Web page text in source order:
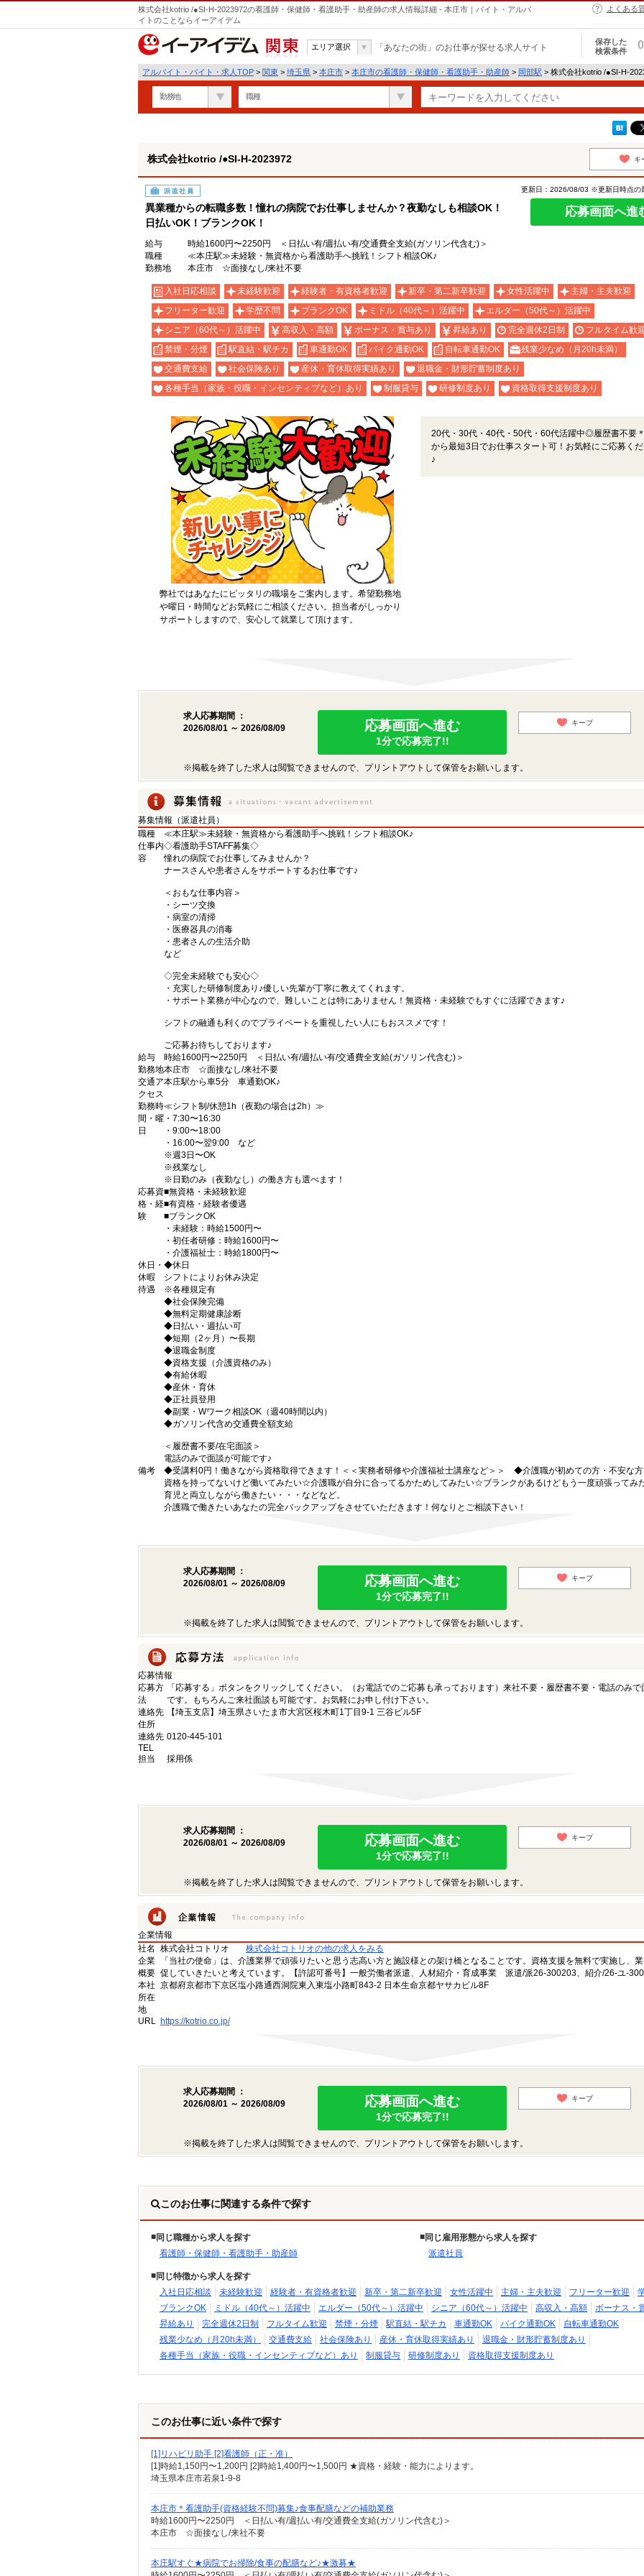
株式会社kotrio /●SI-H-2023972の看護師・保健師・看護助手・助産師の求人情報詳細 - 本庄市｜バイト・アルバ
イトのことならイーアイデム
よくある
関東
エリア選択 「あなたの街」のお仕事が探せる求人サイト
保存した
検索条件
0
アルバイト・バイト・求人TOP > 関東 > 埼玉県 > 本庄市 > 本庄市の看護師・保健師・看護助手・助産師 > 岡部駅 > 株式会社kotrio /●SI-H-
勤務地 職種
株式会社kotrio /●SI-H-2023972 キ
派遣社員
異業種からの転職多数！憧れの病院でお仕事しませんか？夜勤なしも相談OK！
日払いOK！ブランクOK！
更新日：2026/08/03 ※更新日時点の
応募画面へ進
給与
時給1600円〜2250円 ＜日払い有/週払い有/交通費全支給(ガソリン代含む)＞
職種
≪本庄駅≫未経験・無資格から看護助手へ挑戦！シフト相談OK♪
勤務地
本庄市 ☆面接なし/来社不要
入社日応相談 未経験歓迎 経験者・有資格者歓迎 新卒・第二新卒歓迎 女性活躍中
主婦・主夫歓迎
フリーター歓迎
学歴不問 ブランクOK ミドル（40代～）活躍中
エルダー（50代～）活躍中
シニア（60代～）活躍中
高収入・高額 ボーナス・賞与あり 昇給あり 完全週休2日制
フルタイム歓
禁煙・分煙
駅直結・駅チカ 車通勤OK バイク通勤OK 自転車通勤OK
残業少なめ（月20h未満）
交通費支給
社会保険あり 産休・育休取得実績あり
退職金・財形貯蓄制度あり
各種手当（家族・役職・インセンティブなど）あり
制服貸与 研修制度あり 資格取得支援制度あり
弊社ではあなたにピッタリの職場をご案内します。希望勤務地
や曜日・時間などお気軽にご相談ください。担当者がしっかり
サポートしますので、安心して就業して頂けます。
20代・30代・40代・50代・60代活躍中◎履歴書不要
から最短3日でお仕事スタート可！お気軽にご応募く
♪
求人応募期間 ：
2026/08/01 ～ 2026/08/09
応募画面へ進む
1分で応募完了!!
キープ
※掲載を終了した求人は閲覧できませんので、プリントアウトして保管をお願いします。
募集情報（派遣社員）
職種
≪本庄駅≫未経験・無資格から看護助手へ挑戦！シフト相談OK♪
仕事内
容
◇看護助手STAFF募集◇
憧れの病院でお仕事してみませんか？
ナースさんや患者さんをサポートするお仕事です♪
＜おもな仕事内容＞
・シーツ交換
・病室の清掃
・医療器具の消毒
・患者さんの生活介助
など
◇完全未経験でも安心◇
・充実した研修制度あり♪優しい先輩が丁寧に教えてくれます。
・サポート業務が中心なので、難しいことは特にありません！無資格・未経験でもすぐに活躍できます♪
シフトの融通も利くのでプライベートを重視したい人にもおススメです！
ご応募お待ちしております♪
給与
時給1600円〜2250円 ＜日払い有/週払い有/交通費全支給(ガソリン代含む)＞
勤務地本庄市 ☆面接なし/来社不要
交通ア
クセス
本庄駅から車5分 車通勤OK♪
勤務時
間・曜
日
≪シフト制/休憩1h（夜勤の場合は2h）≫
・7:30〜16:30
・9:00〜18:00
・16:00〜翌9:00 など
※週3日〜OK
※残業なし
※日勤のみ（夜勤なし）の働き方も選べます！
応募資
格・経
験
■無資格・未経験歓迎
■有資格・経験者優遇
■ブランクOK
・未経験：時給1500円〜
・初任者研修：時給1600円〜
・介護福祉士：時給1800円〜
休日・
休暇
◆休日
シフトによりお休み決定
待遇
※各種規定有
◆社会保険完備
◆無料定期健康診断
◆日払い・週払い可
◆短期（2ヶ月）〜長期
◆退職金制度
◆資格支援（介護資格のみ）
◆有給休暇
◆産休・育休
◆正社員登用
◆副業・Wワーク相談OK（週40時間以内）
◆ガソリン代含め交通費全額支給
＜履歴書不要/在宅面談＞
電話のみで面談が可能です♪
備考
◆受講料0円！働きながら資格取得できます！＜＜実務者研修や介護福祉士講座など＞＞ ◆介護職が初めての方・不安な
資格を持ってないけど働いてみたい☆介護職が自分に合ってるかためしてみたい☆ブランクがあるけどもう一度頑張ってみ
育児と両立しながら働きたい・・・などなど。
介護職で働きたいあなたの完全バックアップをさせていただきます！何なりとご相談下さい！
求人応募期間 ：
2026/08/01 ～ 2026/08/09
応募画面へ進む
1分で応募完了!!
キープ
※掲載を終了した求人は閲覧できませんので、プリントアウトして保管をお願いします。
応募情報
応募方
法
「応募する」ボタンをクリックしてください。（お電話でのご応募も承っております）来社不要・履歴書不要・電話のみで
です。もちろんご来社面談も可能です。お気軽にお申し付け下さい。
連絡先
住所
【埼玉支店】埼玉県さいたま市大宮区桜木町1丁目9-1 三谷ビル5F
連絡先
TEL
0120-445-101
担当 採用係
求人応募期間 ：
2026/08/01 ～ 2026/08/09
応募画面へ進む
1分で応募完了!!
キープ
※掲載を終了した求人は閲覧できませんので、プリントアウトして保管をお願いします。
企業情報
社名
株式会社コトリオ
株式会社コトリオの他の求人をみる
企業
概要
「当社の使命」は、介護業界で頑張りたいと思う志高い方と施設様との架け橋となることです。資格支援を無料で実施し、
促していきたいと考えています。【許認可番号】一般労働者派遣、人材紹介・育成事業 派遣/派26-300203、紹介/26-ユ-
本社
所在
地
京都府京都市下京区塩小路通西洞院東入東塩小路町843-2 日本生命京都ヤサカビル8F
URL https://kotrio.co.jp/
求人応募期間 ：
2026/08/01 ～ 2026/08/09
応募画面へ進む
1分で応募完了!!
キープ
※掲載を終了した求人は閲覧できませんので、プリントアウトして保管をお願いします。
このお仕事に関連する条件で探す
同じ職種から求人を探す
看護師・保健師・看護助手・助産師
同じ雇用形態から求人を探す
派遣社員
同じ特徴から求人を探す
入社日応相談
未経験歓迎 経験者・有資格者歓迎 新卒・第二新卒歓迎 女性活躍中 主婦・主夫歓迎 フリーター歓迎
ブランクOK
ミドル（40代～）活躍中 エルダー（50代～）活躍中 シニア（60代～）活躍中 高収入・高額
ボーナス・
昇給あり
完全週休2日制 フルタイム歓迎 禁煙・分煙 駅直結・駅チカ 車通勤OK バイク通勤OK
自転車通勤OK
残業少なめ（月20h未満）
交通費支給 社会保険あり 産休・育休取得実績あり
退職金・財形貯蓄制度あり
各種手当（家族・役職・インセンティブなど）あり
制服貸与 研修制度あり 資格取得支援制度あり
このお仕事に近い条件で探す
[1]リハビリ助手 [2]看護師（正・准）
[1]時給1,150円〜1,200円 [2]時給1,400円〜1,500円 ★資格・経験・能力によります。
埼玉県本庄市若泉1-9-8
本庄市＊看護助手(資格経験不問)募集♪食事配膳などの補助業務
時給1600円〜2250円 ＜日払い有/週払い有/交通費全支給(ガソリン代含む)＞
本庄市 ☆面接なし/来社不要
本庄駅すぐ★病院でお掃除/食事の配膳など♪★激募★